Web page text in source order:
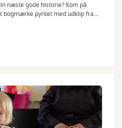
næste gode historie? Kom på
bogmærke pyntet med udklip fra